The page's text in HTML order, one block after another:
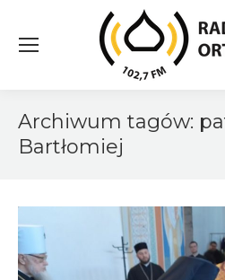
Archiwum tagów:
Bartłomiej